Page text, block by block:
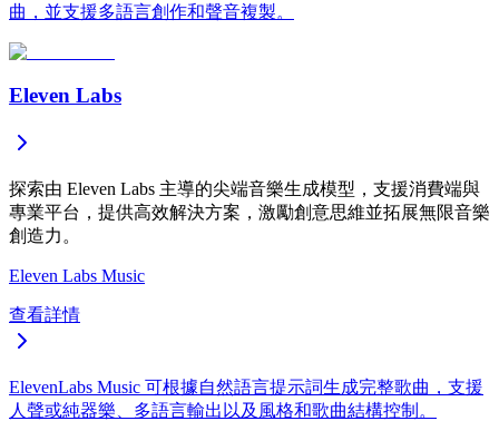
曲，並支援多語言創作和聲音複製。
Eleven Labs
探索由 Eleven Labs 主導的尖端音樂生成模型，支援消費端與
專業平台，提供高效解決方案，激勵創意思維並拓展無限音樂
創造力。
Eleven Labs Music
查看詳情
ElevenLabs Music 可根據自然語言提示詞生成完整歌曲，支援
人聲或純器樂、多語言輸出以及風格和歌曲結構控制。